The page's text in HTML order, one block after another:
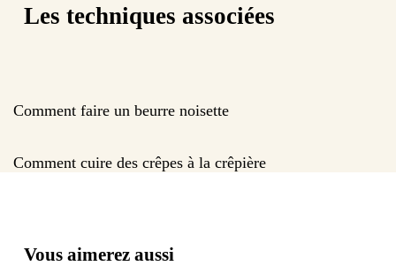
Les techniques associées
Comment faire un beurre noisette
Comment cuire des crêpes à la crêpière
Vous aimerez aussi